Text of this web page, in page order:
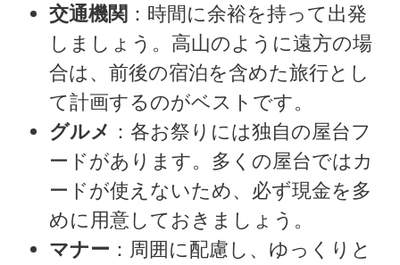
交通機関 ：時間に余裕を持って出発
しましょう。高山のように遠方の場
合は、前後の宿泊を含めた旅行とし
て計画するのがベストです。
グルメ ：各お祭りには独自の屋台フ
ードがあります。多くの屋台ではカ
ードが使えないため、必ず現金を多
めに用意しておきましょう。
マナー ：周囲に配慮し、ゆっくりと